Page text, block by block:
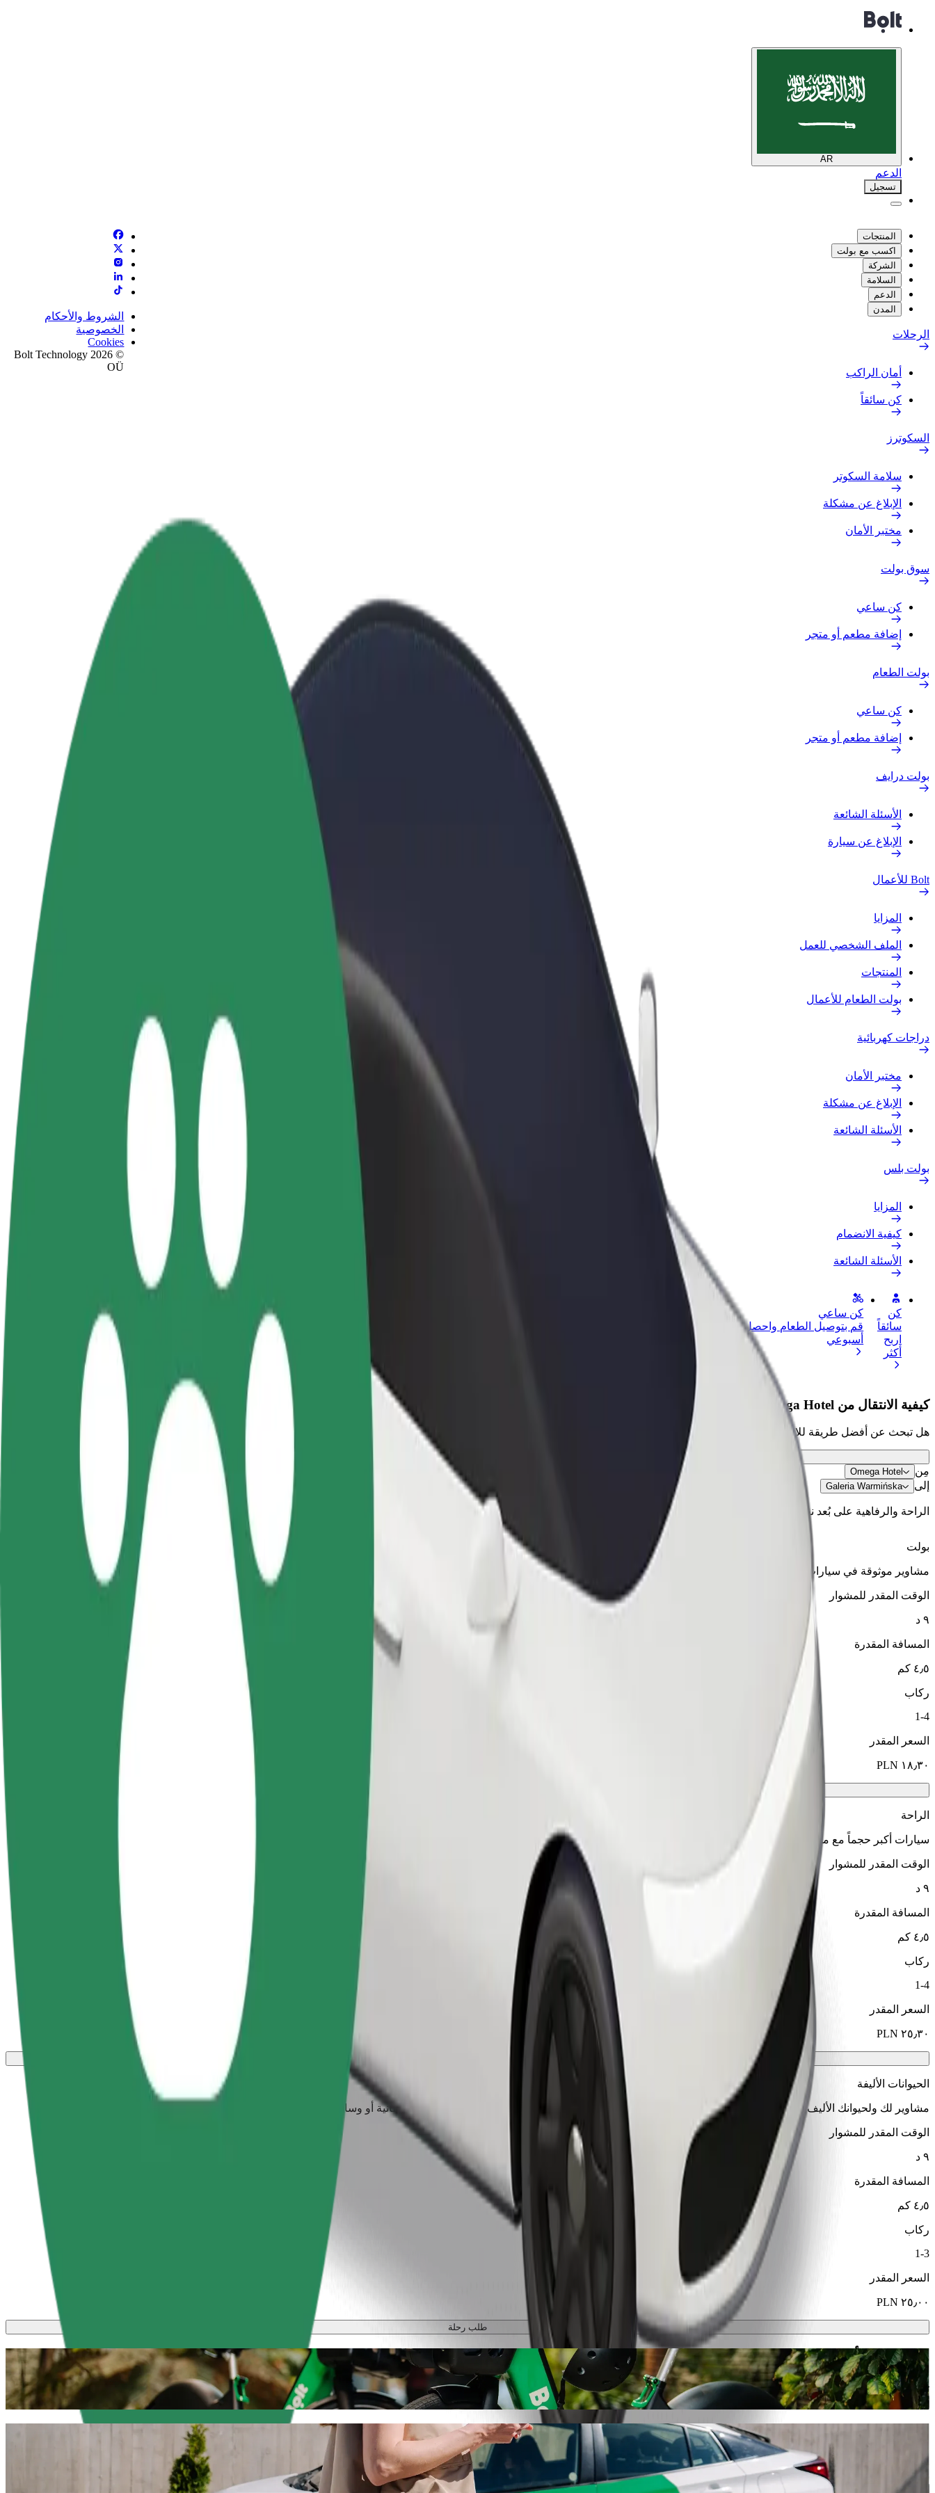
AR
الدعم
تسجيل
المنتجات
اكسب مع بولت
الشركة
السلامة
الدعم
المدن
الرحلات
أمان الراكب
كن سائقاً
السكوترز
سلامة السكوتر
الإبلاغ عن مشكلة
مختبر الأمان
سوق بولت
كن ساعي
إضافة مطعم أو متجر
بولت الطعام
كن ساعي
إضافة مطعم أو متجر
بولت درايف
الأسئلة الشائعة
الإبلاغ عن سيارة
Bolt للأعمال
المزايا
الملف الشخصي للعمل
المنتجات
بولت الطعام للأعمال
دراجات كهربائية
مختبر الأمان
الإبلاغ عن مشكلة
الأسئلة الشائعة
بولت بلس
المزايا
كيفية الانضمام
الأسئلة الشائعة
كن
سائقاً
اربح
أكثر
كن ساعي
قم بتوصيل الطعام واحصل على أجر
أسبوعي
منتجات وخدمات بولت تم تطويرها
الشروط والأحكام
الخصوصية
Cookies
© 2026 Bolt Technology
OÜ
كيفية الانتقال من Omega Hotel إلى Galeria Warmińska
هل تبحث عن أفضل طريقة للانتقال من Omega Hotel إلى Galeria Warmińska؟ اطّلع على خدماتنا واختر الأنسب لمشوارك.
احصل على التطبيق
مِن Omega Hotel
إلى Galeria Warmińska
الراحة والرفاهية على بُعد نقرات فقط!
بولت
مشاوير موثوقة في سيارات متوسطة الحجم ويومية.
الوقت المقدر للمشوار
٩ د
المسافة المقدرة
٤٫٥ كم
ركاب
1-4
السعر المقدر
الراحة
سيارات أكبر حجماً مع مساحة أكبر للأرجل والتخزين
الوقت المقدر للمشوار
٩ د
المسافة المقدرة
٤٫٥ كم
ركاب
1-4
السعر المقدر
الحيوانات الأليفة
مشاوير لك ولحيوانك الأليف. يجب أن ترتدي الكلاب كمامة، وتحتاج الحيوانات الصغيرة إلى حامل، ويجب حماية المقاعد ببطانية أو وسادة.
الوقت المقدر للمشوار
٩ د
المسافة المقدرة
٤٫٥ كم
ركاب
1-3
السعر المقدر
طلب رحلة
سكوترات أو دراجات كهربائية
تنقّل في أولشتين باستخدام سكوتر أو دراجة كهربائية
حمّل تطبيق Bolt
سنوفر لك السيارة الأنسب.
حمّل تطبيق Bolt